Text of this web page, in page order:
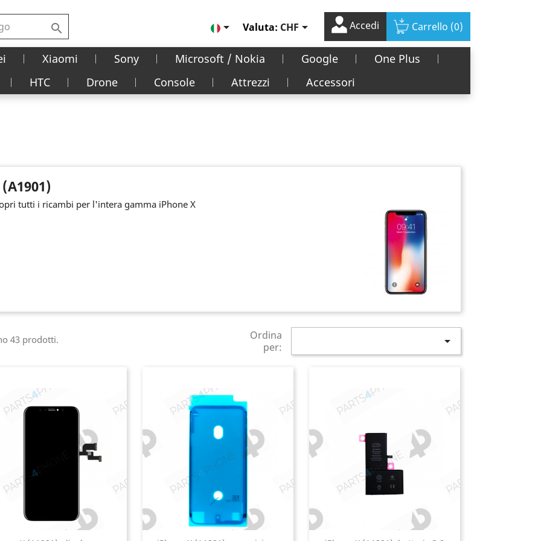
  Valuta: CHF Accedi Carrello (0)
Xiaomi Sony Microsoft / Nokia Google
One Plus
HTC
Drone Console Attrezzi Accessori
tutti i ricambi per l'intera gamma iPhone X
43 prodotti.
Ordina
per:
